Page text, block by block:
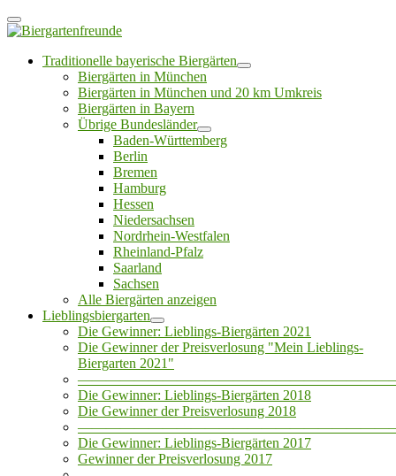
Traditionelle bayerische Biergärten
Biergärten in München
Biergärten in München und 20 km Umkreis
Biergärten in Bayern
Übrige Bundesländer
Baden-Württemberg
Berlin
Bremen
Hamburg
Hessen
Niedersachsen
Nordrhein-Westfalen
Rheinland-Pfalz
Saarland
Sachsen
Alle Biergärten anzeigen
Lieblingsbiergarten
Die Gewinner: Lieblings-Biergärten 2021
Die Gewinner der Preisverlosung "Mein Lieblings-
Biergarten 2021"
Die Gewinner: Lieblings-Biergärten 2018
Die Gewinner der Preisverlosung 2018
Die Gewinner: Lieblings-Biergärten 2017
Gewinner der Preisverlosung 2017